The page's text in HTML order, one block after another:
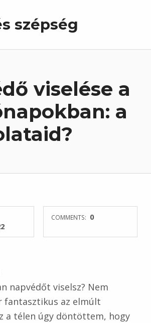
szépség
viselése a
a
COMMENTS: 0
napvédőt viselsz? Nem
fantasztikus az elmúlt
a télen úgy döntöttem, hogy